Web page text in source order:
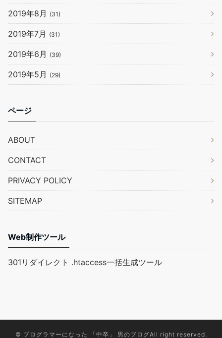
2019年8月 (31)
2019年7月 (31)
2019年6月 (39)
2019年5月 (29)
ページ
ABOUT
CONTACT
PRIVACY POLICY
SITEMAP
Web制作ツール
301リダイレクト .htaccess一括生成ツール
© プログラマーになった 「中卒」 男のブログAll right reserved.